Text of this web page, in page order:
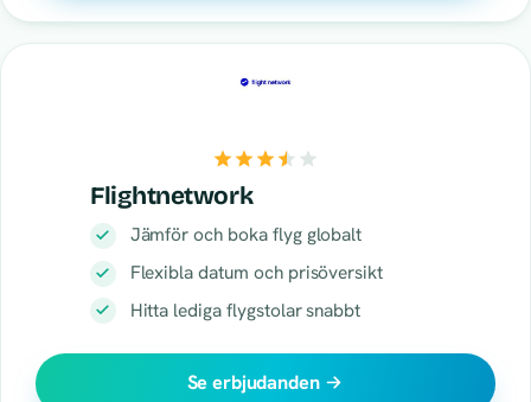
Flightnetwork
Jämför och boka flyg globalt
Flexibla datum och prisöversikt
Hitta lediga flygstolar snabbt
Se erbjudanden